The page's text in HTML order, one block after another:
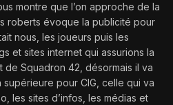
montre que l’on approche de la
roberts évoque la publicité pour
nous, les joueurs puis les
et sites internet qui assurions la
de Squadron 42, désormais il va
pour CIG, celle qui va
les sites d’infos, les médias et